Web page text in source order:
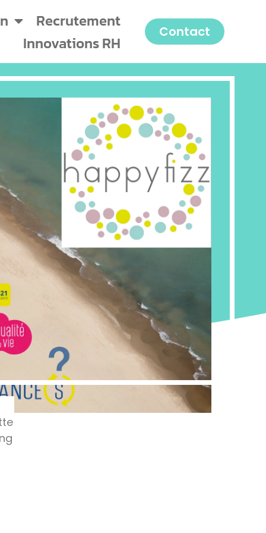
Recrutement
Innovations RH
Contact